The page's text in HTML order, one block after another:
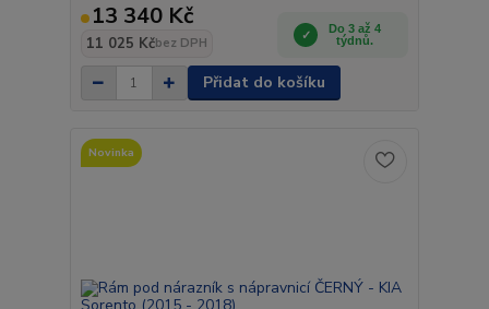
13 340 Kč
11 025 Kčbez DPH
Do 3 až 4
týdnů.
Přidat do košíku
Novinka